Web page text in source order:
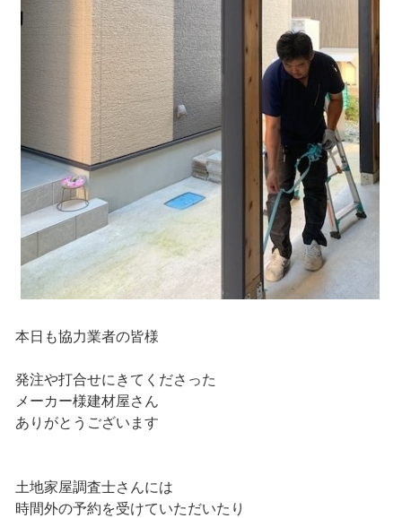
本日も協力業者の皆様
発注や打合せにきてくださった
メーカー様建材屋さん
ありがとうございます
土地家屋調査士さんには
時間外の予約を受けていただいたり